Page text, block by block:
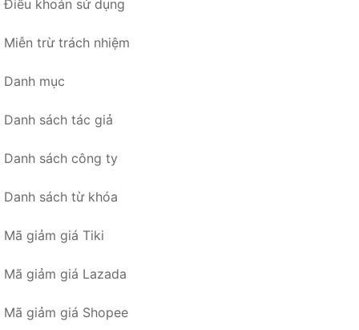
Điều khoản sử dụng
Miễn trừ trách nhiệm
Danh mục
Danh sách tác giả
Danh sách công ty
Danh sách từ khóa
Mã giảm giá Tiki
Mã giảm giá Lazada
Mã giảm giá Shopee